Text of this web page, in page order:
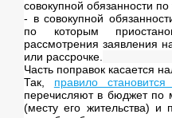
совокупной обязанности
- в совокупной
по которым
рассмотрения заявления
или рассрочке.
Часть поправок касается
Так, правило
перечисляют в бюджет по
(месту его жительства) и